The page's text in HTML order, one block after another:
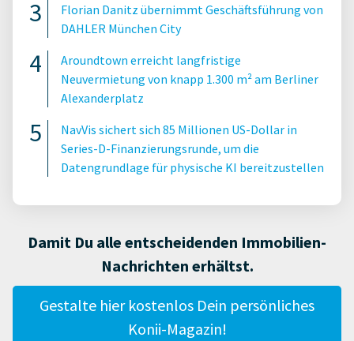
Florian Danitz übernimmt Geschäftsführung von
DAHLER München City
Aroundtown erreicht langfristige
Neuvermietung von knapp 1.300 m² am Berliner
Alexanderplatz
NavVis sichert sich 85 Millionen US-Dollar in
Series-D-Finanzierungsrunde, um die
Datengrundlage für physische KI bereitzustellen
Damit Du alle entscheidenden Immobilien-
Nachrichten erhältst.
Gestalte hier kostenlos Dein persönliches
Konii-Magazin!